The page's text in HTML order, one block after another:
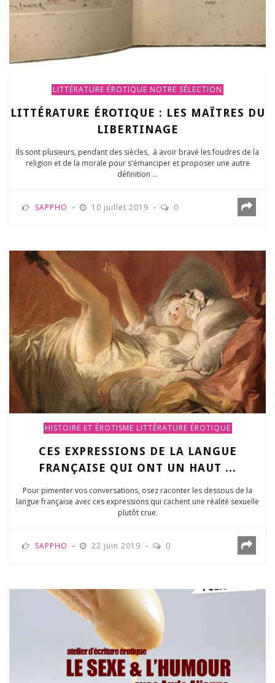
LITTÉRATURE ÉROTIQUE NOTRE SÉLECTION
LITTÉRATURE ÉROTIQUE : LES MAÎTRES DU
LIBERTINAGE
Ils sont plusieurs, pendant des siècles, à avoir bravé les foudres de la
religion et de la morale pour s'émanciper et proposer une autre
définition ...
SAPPHO 10 juillet 2019 0
HISTOIRE ET ÉROTISME LITTÉRATURE ÉROTIQUE
CES EXPRESSIONS DE LA LANGUE
FRANÇAISE QUI ONT UN HAUT ...
Pour pimenter vos conversations, osez raconter les dessous de la
langue française avec ces expressions qui cachent une réalité sexuelle
plutôt crue.
SAPPHO 22 juin 2019 0